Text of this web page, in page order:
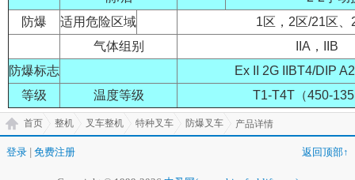
防爆
适用危险区域
1区，2区/21区、
气体组别
IIA，IIB
防爆标志
Ex II 2G IIBT4/DIP
等级
温度等级 T1-T4T（450-
首页 整机 叉车整机 特种叉车 防爆叉车 产品详情
登录 免费注册 返回顶部↑